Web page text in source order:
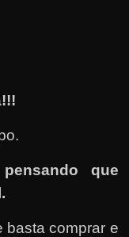
pensando que
basta comprar e